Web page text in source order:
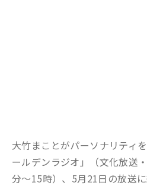
大竹まことがパーソナリティ
ールデンラジオ」（文化放送
分～15時）、5月21日の放送